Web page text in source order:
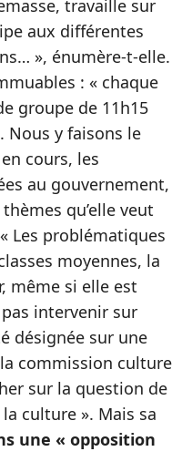
travaille sur
aux différentes
», énumère-t-elle.
: « chaque
groupe de 11h15
. Nous y faisons le
cours, les
au gouvernement,
qu’elle veut
Les problématiques
moyennes, la
même si elle est
intervenir sur
désignée sur une
commission culture
sur la question de
culture ». Mais sa
une « opposition